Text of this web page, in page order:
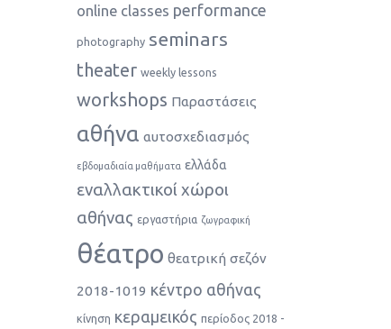
online classes performance
photography seminars
theater weekly lessons
workshops Παραστάσεις
αθήνα αυτοσχεδιασμός
εβδομαδιαία μαθήματα ελλάδα
εναλλακτικοί χώροι
αθήνας εργαστήρια ζωγραφική
θέατρο θεατρική σεζόν
2018-1019 κέντρο αθήνας
κίνηση κεραμεικός περίοδος 2018 -